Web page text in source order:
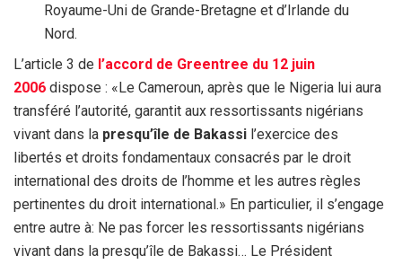
Royaume-Uni de Grande-Bretagne et d’Irlande du
Nord.
L’article 3 de l’accord de Greentree du 12 juin
2006 dispose : «Le Cameroun, après que le Nigeria lui aura
transféré l’autorité, garantit aux ressortissants nigérians
vivant dans la presqu’île de Bakassi l’exercice des
libertés et droits fondamentaux consacrés par le droit
international des droits de l’homme et les autres règles
pertinentes du droit international.» En particulier, il s’engage
entre autre à: Ne pas forcer les ressortissants nigérians
vivant dans la presqu’île de Bakassi… Le Président